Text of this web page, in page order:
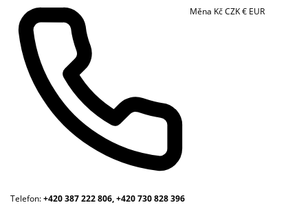
Telefon:+420 387 222 806, +420 730 828 396
Měna KčCZK€ EUR